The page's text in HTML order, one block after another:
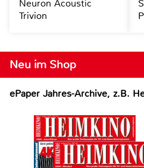
Neu im Shop
ePaper Jahres-Archive, z.B.
Neuron Acoustic
Trivion